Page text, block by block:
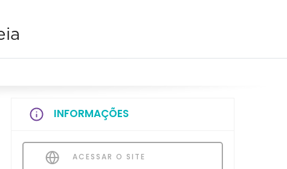
INFORMAÇÕES
ACESSAR O SITE